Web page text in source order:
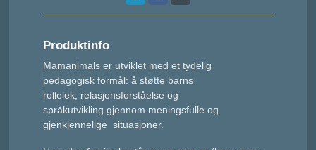
Produktinfo
Mamanimals er utviklet med et tydelig
pedagogisk formål: å støtte barns
rollelek, relasjonsforståelse og
språkutvikling gjennom meningsfulle og
gjenkjennelige situasjoner.